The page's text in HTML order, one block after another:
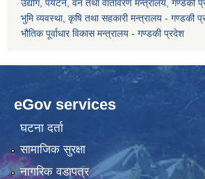
उद्योग, पर्यटन, वन तथा वातावरण मन्त्रालय, गण्डकी
भुमि व्यवस्था, कृषि तथा सहकारी मन्त्रालय - गण्डकी
भौतिक पूर्वाधार विकास मन्त्रालय - गण्डकी प्रदेश
eGov services
घटना दर्ता
सामाजिक सुरक्षा
नागरिक वडापत्र